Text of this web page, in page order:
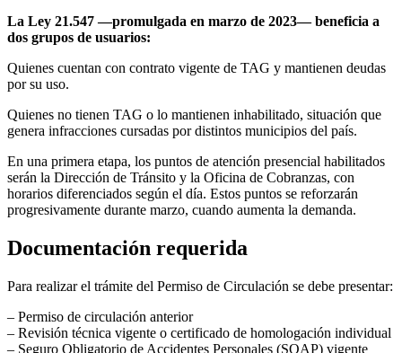
La Ley 21.547 —promulgada en marzo de 2023— beneficia a
dos grupos de usuarios:
Quienes cuentan con contrato vigente de TAG y mantienen deudas
por su uso.
Quienes no tienen TAG o lo mantienen inhabilitado, situación que
genera infracciones cursadas por distintos municipios del país.
En una primera etapa, los puntos de atención presencial habilitados
serán la Dirección de Tránsito y la Oficina de Cobranzas, con
horarios diferenciados según el día. Estos puntos se reforzarán
progresivamente durante marzo, cuando aumenta la demanda.
Documentación requerida
Para realizar el trámite del Permiso de Circulación se debe presentar:
– Permiso de circulación anterior
– Revisión técnica vigente o certificado de homologación individual
– Seguro Obligatorio de Accidentes Personales (SOAP) vigente